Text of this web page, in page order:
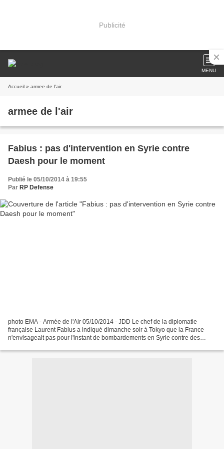
Publicité
MENU
Accueil » armee de l'air
armee de l'air
Fabius : pas d'intervention en Syrie contre
Daesh pour le moment
Publié le 05/10/2014 à 19:55
Par RP Defense
photo EMA - Armée de l'Air 05/10/2014 - JDD Le chef de la diplomatie
française Laurent Fabius a indiqué dimanche soir à Tokyo que la France
n'envisageait pas pour l'instant de bombardements en Syrie contre des